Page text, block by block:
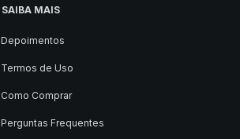
SAIBA MAIS
Depoimentos
Termos de Uso
Como Comprar
Perguntas Frequentes